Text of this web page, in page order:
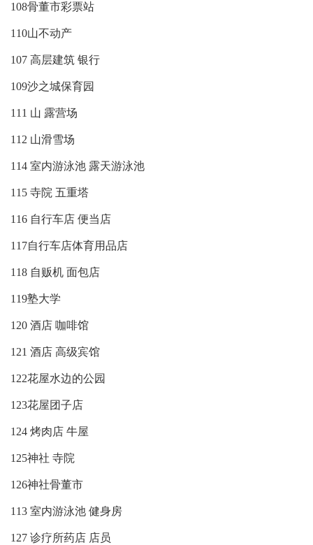
108骨董市彩票站
110山不动产
107 高层建筑 银行
109沙之城保育园
111 山 露营场
112 山滑雪场
114 室内游泳池 露天游泳池
115 寺院 五重塔
116 自行车店 便当店
117自行车店体育用品店
118 自贩机 面包店
119塾大学
120 酒店 咖啡馆
121 酒店 高级宾馆
122花屋水边的公园
123花屋团子店
124 烤肉店 牛屋
125神社 寺院
126神社骨董市
113 室内游泳池 健身房
127 诊疗所药店 店员